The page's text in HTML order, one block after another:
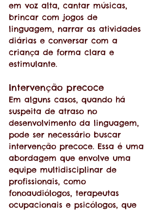
em voz alta, cantar músicas,
brincar com jogos de
linguagem, narrar as atividades
diárias e conversar com a
criança de forma clara e
estimulante.
Intervenção precoce
Em alguns casos, quando há
suspeita de atraso no
desenvolvimento da linguagem,
pode ser necessário buscar
intervenção precoce. Essa é uma
abordagem que envolve uma
equipe multidisciplinar de
profissionais, como
fonoaudiólogos, terapeutas
ocupacionais e psicólogos, que